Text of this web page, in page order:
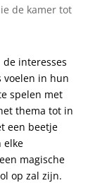
de kamer tot
interesses
voelen in hun⁤
spelen met
⁤thema tot in
een beetje
elke
magische
op zal zijn.